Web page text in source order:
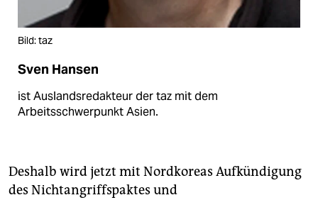
Bild: taz
Sven Hansen
ist Auslandsredakteur der taz mit dem
Arbeitsschwerpunkt Asien.
Deshalb wird jetzt mit Nordkoreas Aufkündigung
des Nichtangriffspaktes und